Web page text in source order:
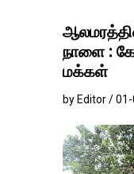
நாளை :
மக்கள்
by Editor /